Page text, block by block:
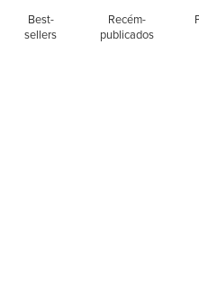
Best-
sellers
Recém-
publicados